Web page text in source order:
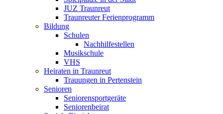
JUZ Traunreut
Traunreuter Ferienprogramm
Bildung
Schulen
Nachhilfestellen
Musikschule
VHS
Heiraten in Traunreut
Trauungen in Pertenstein
Senioren
Seniorensportgeräte
Seniorenbeirat